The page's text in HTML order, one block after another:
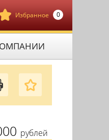
Избранное 0
рублей